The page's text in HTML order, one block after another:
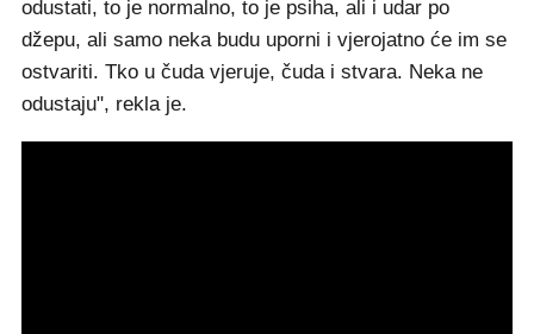
odustati, to je normalno, to je psiha, ali i udar po
džepu, ali samo neka budu uporni i vjerojatno će im se
ostvariti. Tko u čuda vjeruje, čuda i stvara. Neka ne
odustaju", rekla je.